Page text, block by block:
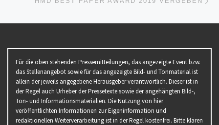
Für die oben stehenden Pressemitteilungen, das angezeigte Event bzw.
das Stellenangebot sowie für das angezeigte Bild- und Tonmaterial ist
allein der jeweils angegebene Herausgeber verantwortlich. Dieser ist in
der Regel auch Urheber der Pressetexte sowie der angehängten Bild-,
Ton- und Informationsmaterialien. Die Nutzung von hier
veröffentlichten Informationen zur Eigeninformation und
redaktionellen Weiterverarbeitung ist in der Regel kostenfrei. Bitte klären